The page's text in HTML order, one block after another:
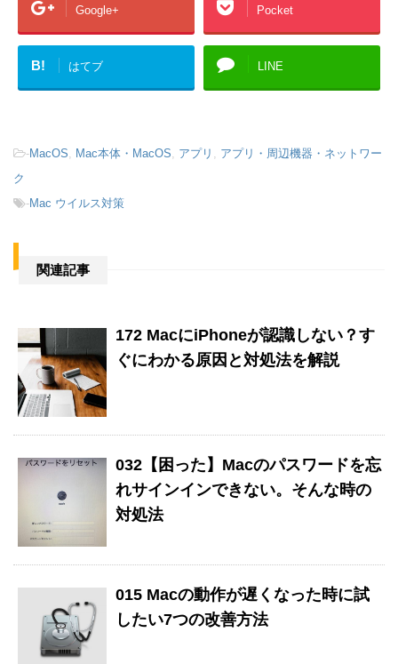
Google+ Pocket
B! はてブ LINE
-MacOS Mac本体・MacOS アプリ
アプリ・周辺機器・ネットワー
ク
-Mac ウイルス対策
関連記事
172 MacにiPhoneが認識しない？す
ぐにわかる原因と対処法を解説
032【困った】Macのパスワードを忘
れサインインできない。そんな時の
対処法
015 Macの動作が遅くなった時に試
したい7つの改善方法